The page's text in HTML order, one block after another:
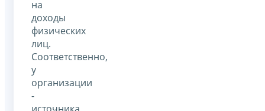
на
доходы
физических
лиц.
Соответственно,
у
организации
-